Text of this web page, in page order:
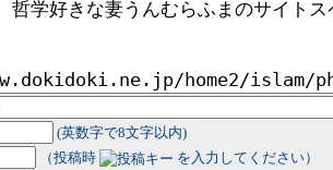
(英数字で8文字以内)
（投稿時
を入力してください）